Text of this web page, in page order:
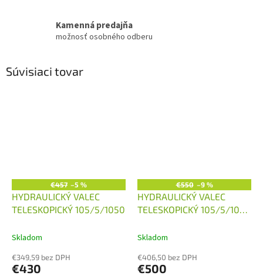
Kamenná predajňa
možnosť osobného odberu
Súvisiaci tovar
€457 –5 %
HYDRAULICKÝ VALEC
TELESKOPICKÝ 105/5/1050
Skladom
€349,59 bez DPH
€430
€550 –9 %
HYDRAULICKÝ VALEC
TELESKOPICKÝ 105/5/1050
Skladom
€406,50 bez DPH
€500